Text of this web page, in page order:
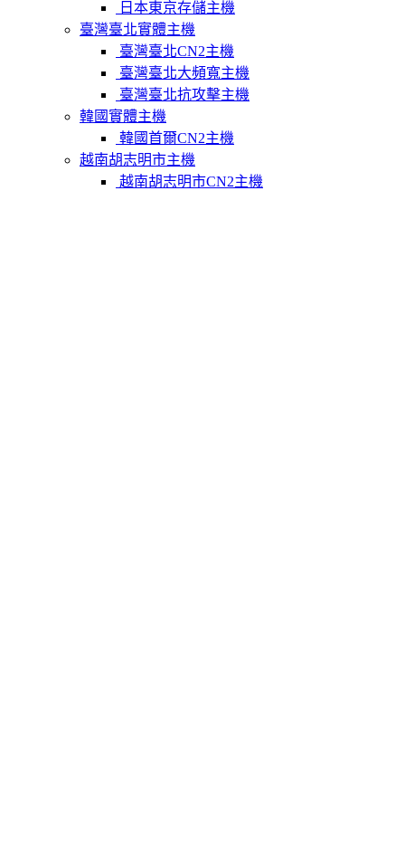
日本東京存儲主機
臺灣臺北實體主機
臺灣臺北CN2主機
臺灣臺北大頻寬主機
臺灣臺北抗攻擊主機
韓國實體主機
韓國首爾CN2主機
越南胡志明市主機
越南胡志明市CN2主機